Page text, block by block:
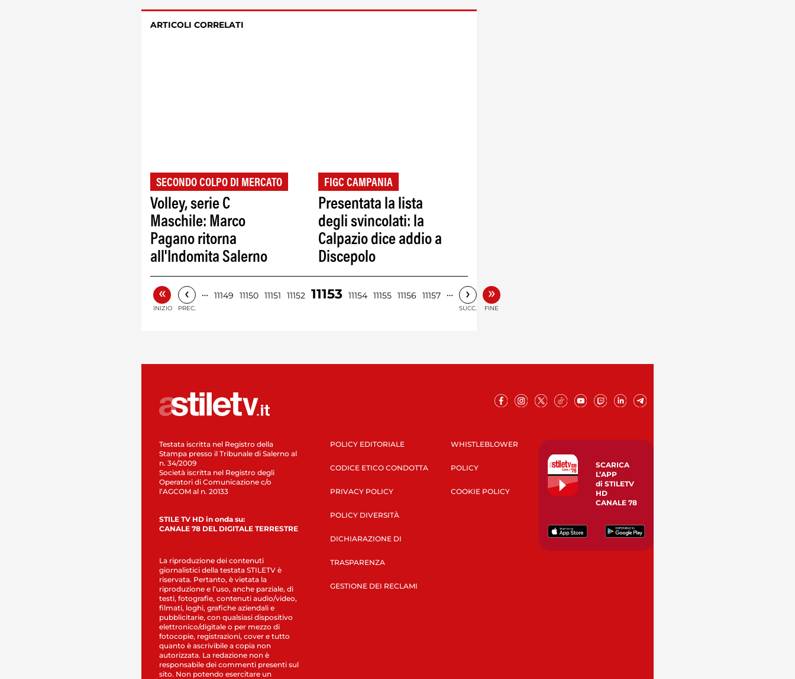
ARTICOLI CORRELATI
SECONDO COLPO DI MERCATO
Volley, serie C
Maschile: Marco
Pagano ritorna
all'Indomita Salerno
FIGC CAMPANIA
Presentata la lista
degli svincolati: la
Calpazio dice addio a
Discepolo
«
INIZIO
‹
PREC.
… 11149 11150 11151 11152 11153 11154 11155 11156 11157 … ›
SUCC.
»
FINE
Testata iscritta nel Registro della
Stampa presso il Tribunale di Salerno al
n. 34/2009
Società iscritta nel Registro degli
Operatori di Comunicazione c/o
l’AGCOM al n. 20133
STILE TV HD in onda su:
CANALE 78 DEL DIGITALE TERRESTRE
La riproduzione dei contenuti
giornalistici della testata STILETV è
riservata. Pertanto, è vietata la
riproduzione e l’uso, anche parziale, di
testi, fotografie, contenuti audio/video,
filmati, loghi, grafiche aziendali e
pubblicitarie, con qualsiasi dispositivo
elettronico/digitale o per mezzo di
fotocopie, registrazioni, cover e tutto
quanto è ascrivibile a copia non
autorizzata. La redazione non è
responsabile dei commenti presenti sul
sito. Non potendo esercitare un
POLICY EDITORIALE
CODICE ETICO CONDOTTA
PRIVACY POLICY
POLICY DIVERSITÀ
DICHIARAZIONE DI
TRASPARENZA
GESTIONE DEI RECLAMI
WHISTLEBLOWER
POLICY
COOKIE POLICY
SCARICA
L’APP
di STILETV
HD
CANALE 78